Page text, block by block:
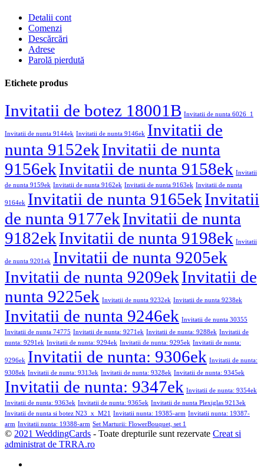
Detalii cont
Comenzi
Descărcări
Adrese
Parolă pierdută
Etichete produs
Invitatii de botez 18001B Invitatii de nunta 6026_1
Invitatii de nunta 9144ek Invitatii de nunta 9146ek Invitatii de
nunta 9152ekInvitatii de nunta
9156ekInvitatii de nunta 9158ek Invitatii
de nunta 9159ek Invitatii de nunta 9162ek Invitatii de nunta 9163ek Invitatii de nunta
9164ek Invitatii de nunta 9165ekInvitatii
de nunta 9177ekInvitatii de nunta
9182ekInvitatii de nunta 9198ek Invitatii
de nunta 9201ek Invitatii de nunta 9205ek
Invitatii de nunta 9209ekInvitatii de
nunta 9225ek Invitatii de nunta 9232ek Invitatii de nunta 9238ek
Invitatii de nunta 9246ek Invitatii de nunta 30355
Invitatii de nunta 74775 Invitatii de nunta: 9271ek Invitatii de nunta: 9288ek Invitatii de
nunta: 9291ek Invitatii de nunta: 9294ek Invitatii de nunta: 9295ek Invitatii de nunta:
9296ek Invitatii de nunta: 9306ek Invitatii de nunta:
9308ek Invitatii de nunta: 9313ek Invitatii de nunta: 9328ek Invitatii de nunta: 9345ek
Invitatii de nunta: 9347ek Invitatii de nunta: 9354ek
Invitatii de nunta: 9363ek Invitatii de nunta: 9365ek Invitatii de nunta Plexiglas 9213ek
Invitatii de nunta si botez N23_x_M21 Invitatii nunta: 19385-arm Invitatii nunta: 19387-
arm Invitatii nunta: 19388-arm Set Marturii: FlowerBouquet, set 1
© 2021 WeddingCards - Toate drepturile sunt rezervate Creat si
administrat de TRRA.ro